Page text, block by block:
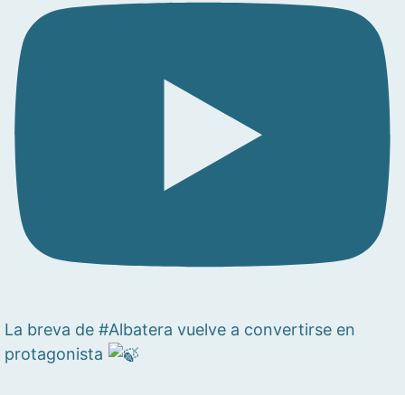
La breva de #Albatera vuelve a convertirse en
protagonista